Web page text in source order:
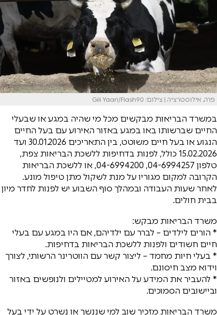
פרה, אילוסטרציה | צילום: Gili Yaari/Flash90
במשרד הבריאות מבקשים מכל מי שהיה במגע או שבעלי
החיים שברשותו באו במגע באזור האירוע עם בעל החיים
הנגוע או בעל חיים משוטט, בין התאריכים 30.01.2026 ועד
15.02.2026 כולל, לפנות בדחיפות ללשכת הבריאות צפת,
טלפון 04-6994257, 04-6994200, או ללשכת הבריאות
הקרובה למקום מגוריו על מנת לשקול מתן טיפול מונע.
לאחר שעות העבודה ובמהלך סוף השבוע יש לפנות לחדר מיון
בבית חולים.
משרד הבריאות מבקש:
* הורים לילדים – לברר עם ילדיהם, אם היו במגע עם בעלי
חיים חשודים ולפנות ללשכת הבריאות בדחיפות.
* בעלי חיות מחמד – ליצור קשר עם הווטרינר הרשותי, לצורך
וידוא מצב חיסונם.
* להעביר את המידע על האירוע למטיילים ולנופשים באזור
וביישובים הסמוכים.
משרד הבריאות מזכיר שוב למי שננשך או נשרט על ידי בעל